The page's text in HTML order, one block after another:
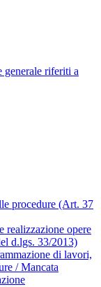
generale riferiti a
procedure (Art. 37
realizzazione opere
d.lgs. 33/2013)
di lavori,
/ Mancata